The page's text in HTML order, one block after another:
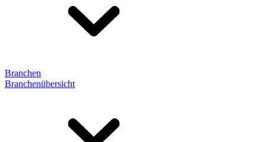
Branchen
Branchenübersicht